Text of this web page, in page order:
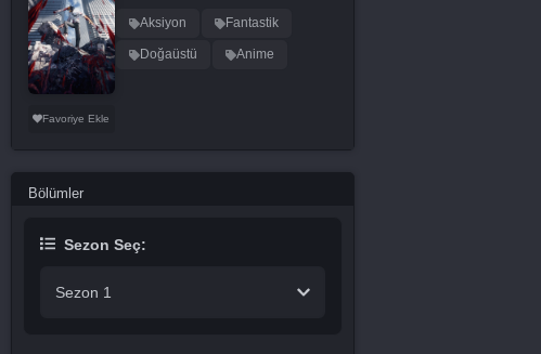
Favoriye Ekle
Aksiyon Fantastik
Doğaüstü Anime
Bölümler
Sezon Seç:
Sezon 1